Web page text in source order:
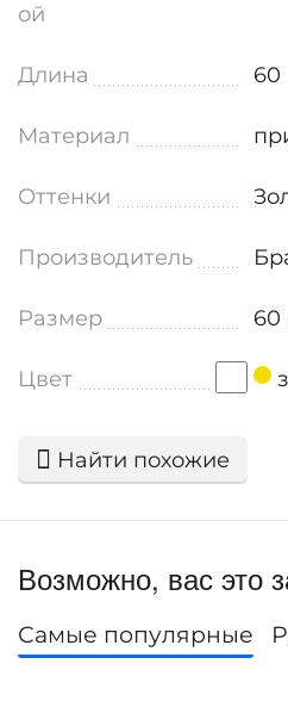
ой
Длина 60
Материал
Оттенки
Производитель
Размер 60
Цвет
Найти похожие
Возможно, вас это
Самые популярные